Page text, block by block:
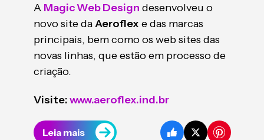
A Magic Web Design desenvolveu o
novo site daAeroflex e das marcas
principais, bem como os web sites das
novas linhas, que estão em processo de
criação.
Visite:www.aeroflex.ind.br
Leia mais